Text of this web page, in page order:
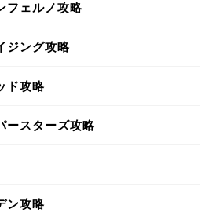
フェルノ攻略
ジング攻略
ド攻略
ースターズ攻略
ン攻略